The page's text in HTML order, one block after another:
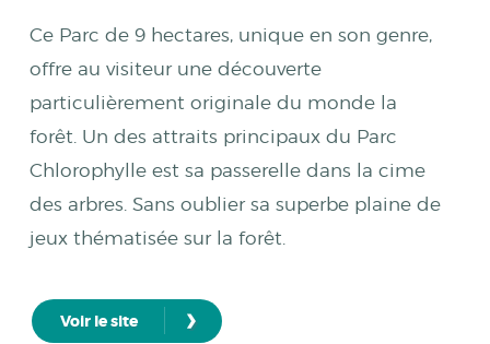
Ce Parc de 9 hectares, unique en son genre,
offre au visiteur une découverte
particulièrement originale du monde la
forêt. Un des attraits principaux du Parc
Chlorophylle est sa passerelle dans la cime
des arbres. Sans oublier sa superbe plaine de
jeux thématisée sur la forêt.
Voir le site ›